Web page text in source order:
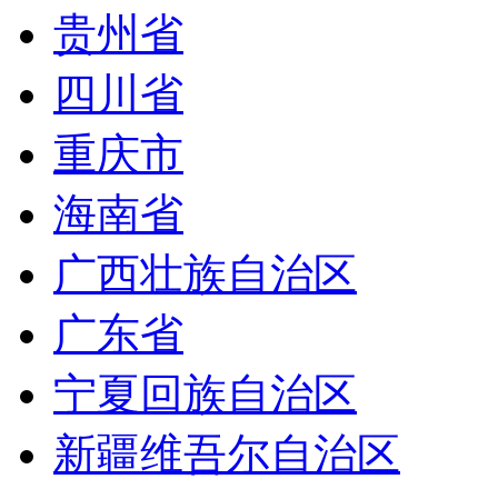
贵州省
四川省
重庆市
海南省
广西壮族自治区
广东省
宁夏回族自治区
新疆维吾尔自治区